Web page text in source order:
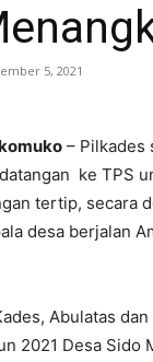
5, 2021
– Pilkades
ke TPS
tertip, secara
desa berjalan
Abulatas
2021 Desa Sido